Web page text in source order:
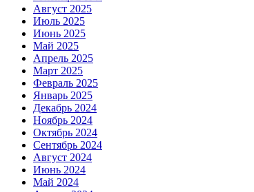
Август 2025
Июль 2025
Июнь 2025
Май 2025
Апрель 2025
Март 2025
Февраль 2025
Январь 2025
Декабрь 2024
Ноябрь 2024
Октябрь 2024
Сентябрь 2024
Август 2024
Июнь 2024
Май 2024